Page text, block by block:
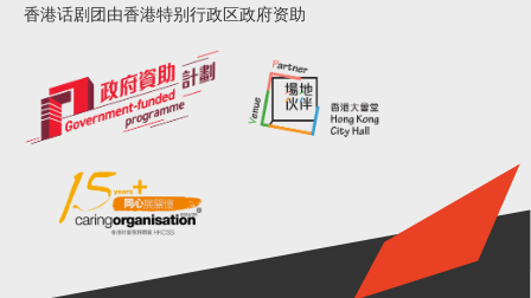
香港话剧团由香港特别行政区政府资助